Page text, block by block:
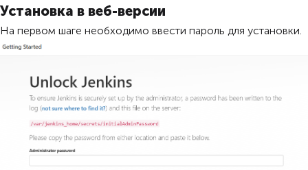
Установка в веб-версии
На первом шаге необходимо ввести пароль для установки.